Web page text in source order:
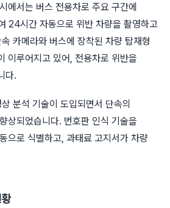
에서는 버스 전용차로 주요 구간에
24시간 자동으로 위반 차량을 촬영하고
카메라와 버스에 장착된 차량 탑재형
이루어지고 있어, 전용차로 위반을
다.
분석 기술이 도입되면서 단속의
상되었습니다. 번호판 인식 기술을
으로 식별하고, 과태료 고지서가 차량